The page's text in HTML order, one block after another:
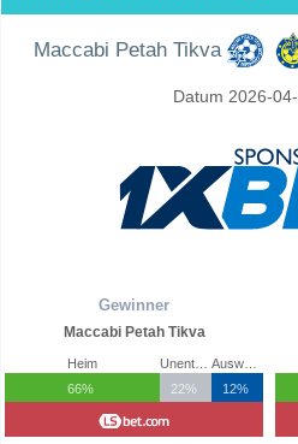
Maccabi Petah Tikva
Datum 2026-
Gewinner
Maccabi Petah Tikva
Heim
66%
22%
12%